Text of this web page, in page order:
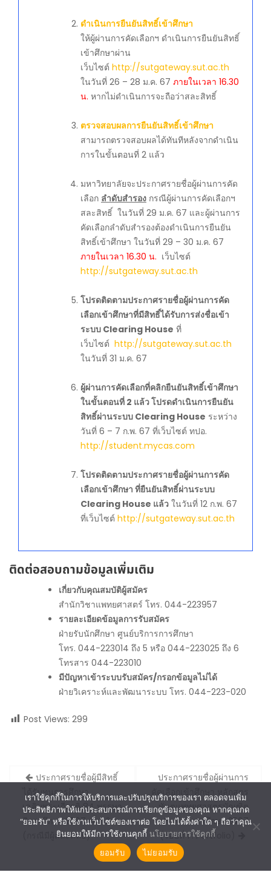
ดำเนินการยืนยันสิทธิ์เข้าศึกษา
ให้ผู้ผ่านการคัดเลือกฯ ดำเนินการยืนยันสิทธิ์
เข้าศึกษาผ่าน
เว็บไซต์ http://sutgateway.sut.ac.th
ในวันที่ 26 – 28 ม.ค. 67 ภายในเวลา 16.30
น. หากไม่ดำเนินการจะถือว่าสละสิทธิ์
ตรวจสอบผลการยืนยันสิทธิ์เข้าศึกษา
สามารถตรวจสอบผลได้ทันทีหลังจากดำเนิน
การในขั้นตอนที่ 2 แล้ว
มหาวิทยาลัยจะประกาศรายชื่อผู้ผ่านการคัด
เลือก ลำดับสำรอง กรณีผู้ผ่านการคัดเลือกฯ
สละสิทธิ์ ในวันที่ 29 ม.ค. 67 และผู้ผ่านการ
คัดเลือกลำดับสำรองต้องดำเนินการยืนยัน
สิทธิ์เข้าศึกษา ในวันที่ 29 – 30 ม.ค. 67
ภายในเวลา 16.30 น. เว็บไซต์
http://sutgateway.sut.ac.th
โปรดติดตามประกาศรายชื่อผู้ผ่านการคัด
เลือกเข้าศึกษาที่มีสิทธิ์ได้รับการส่งชื่อเข้า
ระบบ Clearing House ที่
เว็บไซต์ http://sutgateway.sut.ac.th
ในวันที่ 31 ม.ค. 67
ผู้ผ่านการคัดเลือกที่คลิกยืนยันสิทธิ์เข้าศึกษา
ในขั้นตอนที่ 2 แล้ว โปรดดำเนินการยืนยัน
สิทธิ์ผ่านระบบ Clearing House ระหว่าง
วันที่ 6 – 7 ก.พ. 67 ที่เว็บไซต์ ทปอ.
http://student.mycas.com
โปรดติดตามประกาศรายชื่อผู้ผ่านการคัด
เลือกเข้าศึกษา ที่ยืนยันสิทธิ์ผ่านระบบ
Clearing House แล้ว ในวันที่ 12 ก.พ. 67
ที่เว็บไซต์ http://sutgateway.sut.ac.th
ติดต่อสอบถามข้อมูลเพิ่มเติม
เกี่ยวกับคุณสมบัติผู้สมัคร
สำนักวิชาแพทยศาสตร์ โทร. 044-223957
รายละเอียดข้อมูลการรับสมัคร
ฝ่ายรับนักศึกษา ศูนย์บริการการศึกษา
โทร. 044-223014 ถึง 5 หรือ 044-223025 ถึง 6
โทรสาร 044-223010
มีปัญหาเข้าระบบรับสมัคร/กรอกข้อมูลไม่ได้
ฝ่ายวิเคราะห์และพัฒนาระบบ โทร. 044-223-020
Post Views: 299
Post
navigation
ประกาศรายชื่อผู้มีสิทธิ์
ได้รับทุนการศึกษา
เฉลิมพระเกียรติ 84 พรรษา
ปีการศึกษา 2567 เพิ่มเติม
(กรณีมีผู้สละสิทธิ์)
ประกาศรายชื่อผู้ผ่านการ
คัดเลือกเข้าศึกษา หลักสูตร
ทันตแพทยศาสตรบัณฑิต
ประจำปีการศึกษา 2567
(รอบที่ 1 : Portfolio)
เราใช้คุกกี้ในการให้บริการและปรับปรุงบริการของเรา ตลอดจนเพิ่ม
ประสิทธิภาพให้แก่ประสบการณ์การเรียกดูข้อมูลของคุณ หากคุณกด
“ยอมรับ” หรือใช้งานเว็บไซต์ของเราต่อ โดยไม่ได้ตั้งค่าใด ๆ ถือว่าคุณ
ยินยอมให้มีการใช้งานคุกกี้ นโยบายการใช้คุกกี้
ยอมรับ
ไม่ยอมรับ